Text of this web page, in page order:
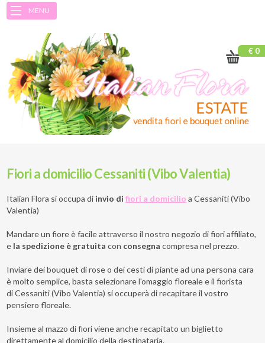
MENU
€ 0
Fiori a domicilio Cessaniti (Vibo Valentia)
Italian Flora si occupa di invio difiori a domicilio a Cessaniti (Vibo
Valentia)
Mandare un fiore è facile attraverso il nostro negozio di fiori affiliato,
e la spedizione è gratuita con consegna compresa nel prezzo.
Inviare dei bouquet di rose o dei cesti di piante ad una persona cara
è molto semplice, basta selezionare l'omaggio floreale e il fiorista
di Cessaniti (Vibo Valentia) si occuperà di recapitare il vostro
pensiero floreale.
Insieme al mazzo di fiori viene anche recapitato un biglietto
direttamente al domicilio della destinataria.